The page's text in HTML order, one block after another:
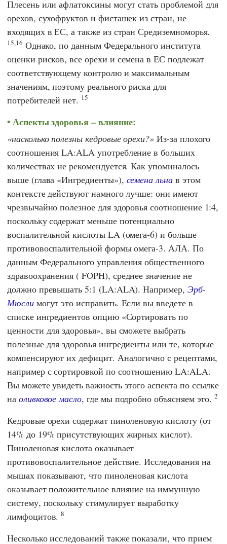
Плесень или афлатоксины могут стать проблемой для
орехов, сухофруктов и фисташек из стран, не
входящих в ЕС, а также из стран Средиземноморья.
15,16 Однако, по данным Федерального института
оценки рисков, все орехи и семена в ЕС подлежат
соответствующему контролю и максимальным
значениям, поэтому реального риска для
потребителей нет. 15
Аспекты здоровья – влияние:
насколько полезны кедровые орехи? Из-за плохого
соотношения LA:ALA употребление в больших
количествах не рекомендуется. Как упоминалось
выше (глава «Ингредиенты»), семена льнав этом
контексте действуют намного лучше: они имеют
чрезвычайно полезное для здоровья соотношение 1:4,
поскольку содержат меньше потенциально
воспалительной кислоты LA (омега-6) и больше
противовоспалительной формы омега-3. АЛА. По
данным Федерального управления общественного
здравоохранения (FOPH), среднее значение не
должно превышать 5:1 (LA:ALA). Например, Эрб-
Мюслимогут это исправить. Если вы введете в
списке ингредиентов опцию «Сортировать по
ценности для здоровья», вы сможете выбрать
полезные для здоровья ингредиенты или те, которые
компенсируют их дефицит. Аналогично с рецептами,
например с сортировкой по соотношению LA:ALA.
Вы можете увидеть важность этого аспекта по ссылке
на оливковое масло, где мы подробно объясняем это.2
Кедровые орехи содержат пиноленовую кислоту (от
14% до 19% присутствующих жирных кислот).
Пиноленовая кислота оказывает
противовоспалительное действие. Исследования на
мышах показывают, что пиноленовая кислота
оказывает положительное влияние на иммунную
систему, поскольку стимулирует выработку
лимфоцитов.8
Несколько исследований также показали, что прием